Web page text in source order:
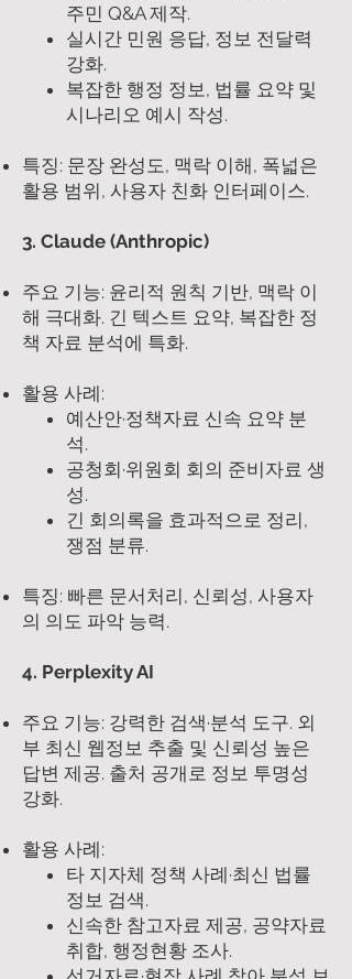
주민 Q&A 제작.
실시간 민원 응답, 정보 전달력
강화.
복잡한 행정 정보, 법률 요약 및
시나리오 예시 작성.
특징: 문장 완성도, 맥락 이해, 폭넓은
활용 범위, 사용자 친화 인터페이스.
3. Claude (Anthropic)
주요 기능: 윤리적 원칙 기반, 맥락 이
해 극대화. 긴 텍스트 요약, 복잡한 정
책 자료 분석에 특화.
활용 사례:
예산안·정책자료 신속 요약 분
석.
공청회·위원회 회의 준비자료 생
성.
긴 회의록을 효과적으로 정리,
쟁점 분류.
특징: 빠른 문서처리, 신뢰성, 사용자
의 의도 파악 능력.
4. Perplexity AI
주요 기능: 강력한 검색·분석 도구. 외
부 최신 웹정보 추출 및 신뢰성 높은
답변 제공. 출처 공개로 정보 투명성
강화.
활용 사례:
타 지자체 정책 사례·최신 법률
정보 검색.
신속한 참고자료 제공, 공약자료
취합, 행정현황 조사.